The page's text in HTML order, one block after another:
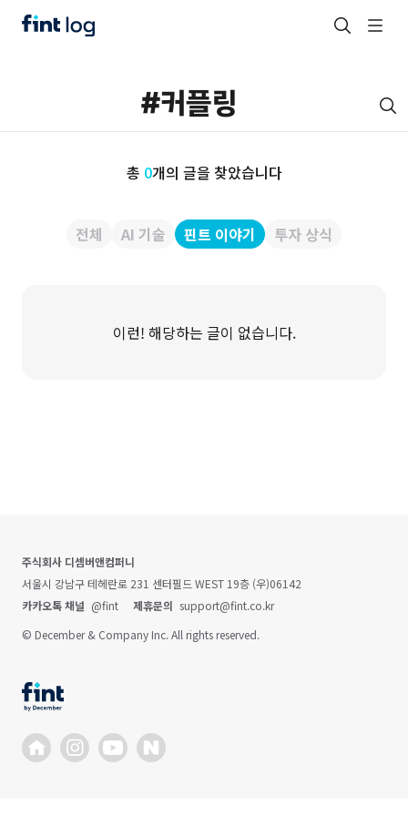
총 0개의 글을 찾았습니다
전체 AI 기술 핀트 이야기 투자 상식
이런! 해당하는 글이 없습니다.
주식회사 디셈버앤컴퍼니
서울시 강남구 테헤란로 231 센터필드 WEST 19층 (우)06142
카카오톡 채널 @fint 제휴문의 support@fint.co.kr
© December & Company Inc. All rights reserved.